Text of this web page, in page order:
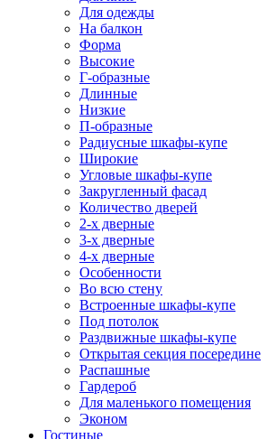
Для одежды
На балкон
Форма
Высокие
Г-образные
Длинные
Низкие
П-образные
Радиусные шкафы-купе
Широкие
Угловые шкафы-купе
Закругленный фасад
Количество дверей
2-х дверные
3-х дверные
4-х дверные
Особенности
Во всю стену
Встроенные шкафы-купе
Под потолок
Раздвижные шкафы-купе
Открытая секция посередине
Распашные
Гардероб
Для маленького помещения
Эконом
Гостиные